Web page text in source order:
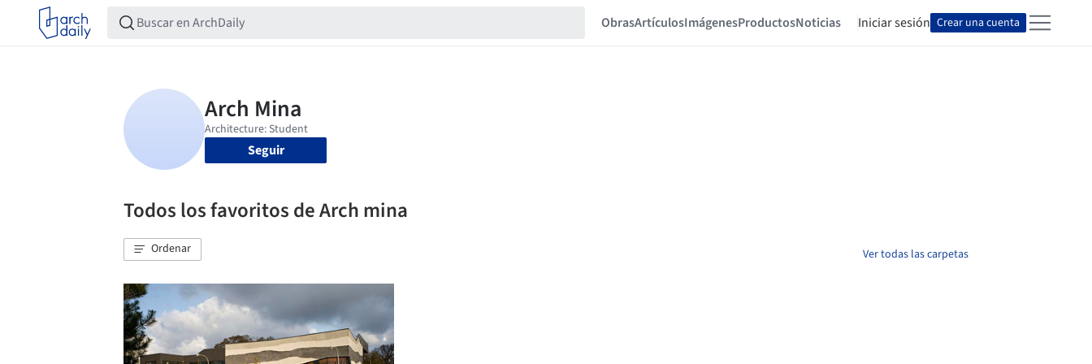
ObrasArtículosImágenesProductosNoticias Iniciar sesión Crear una cuenta
Seguir
Todos los favoritos de Arch mina
Ordenar Ver todas las carpetas